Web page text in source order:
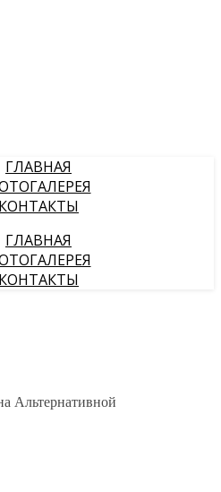
ГЛАВНАЯ
КОНТАКТЫ
ГЛАВНАЯ
КОНТАКТЫ
Альтернативной